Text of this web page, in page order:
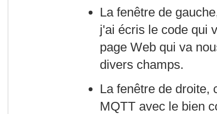
La fenêtre de
j'ai écris le code qui
page Web qui va
divers champs.
La fenêtre de droite,
MQTT avec le bien